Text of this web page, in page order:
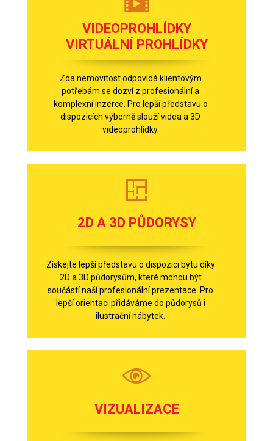
VIDEOPROHLÍDKY
VIRTUÁLNÍ PROHLÍDKY
Zda nemovitost odpovídá klientovým
potřebám se dozví z profesionální a
komplexní inzerce. Pro lepší představu o
dispozicích výborně slouží videa a 3D
videoprohlídky.
2D A 3D PŮDORYSY
Získejte lepší představu o dispozici bytu díky
2D a 3D půdorysům, které mohou být
součástí naší profesionální prezentace. Pro
lepší orientaci přidáváme do půdorysů i
ilustrační nábytek.
VIZUALIZACE